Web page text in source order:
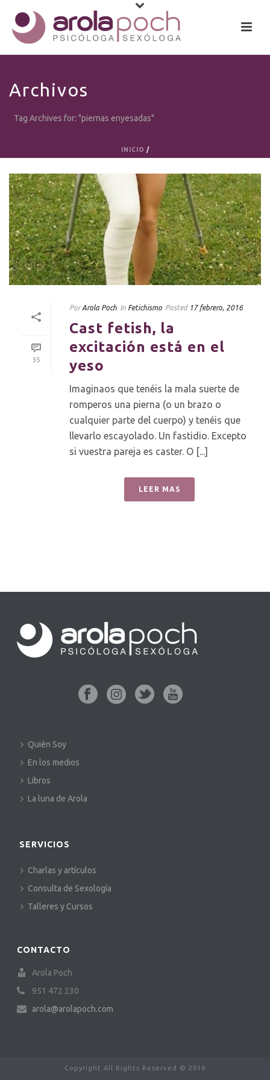
Archivos
Tag Archives for: "piernas enyesadas"
INICIO /
35
Por Arola Poch In Fetichismo Posted 17 febrero, 2016
Cast fetish, la
excitación está en el
yeso
Imaginaos que tenéis la mala suerte de
romperos una pierna (o un brazo o
cualquier parte del cuerpo) y tenéis que
llevarlo escayolado. Un fastidio. Excepto
si vuestra pareja es caster. O [...]
LEER MAS
Quién Soy
En los medios
Libros
La luna de Arola
SERVICIOS
Charlas y artículos
Consulta de Sexología
Talleres y Cursos
CONTACTO
Arola Poch
951 472 230
arola@arolapoch.com
Copyright All Rights Reserved © 2019